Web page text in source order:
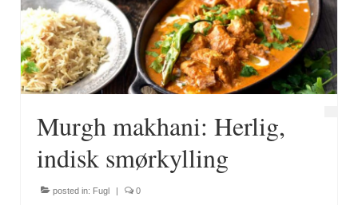
Murgh makhani: Herlig,
indisk smørkylling
posted in: Fugl | 0